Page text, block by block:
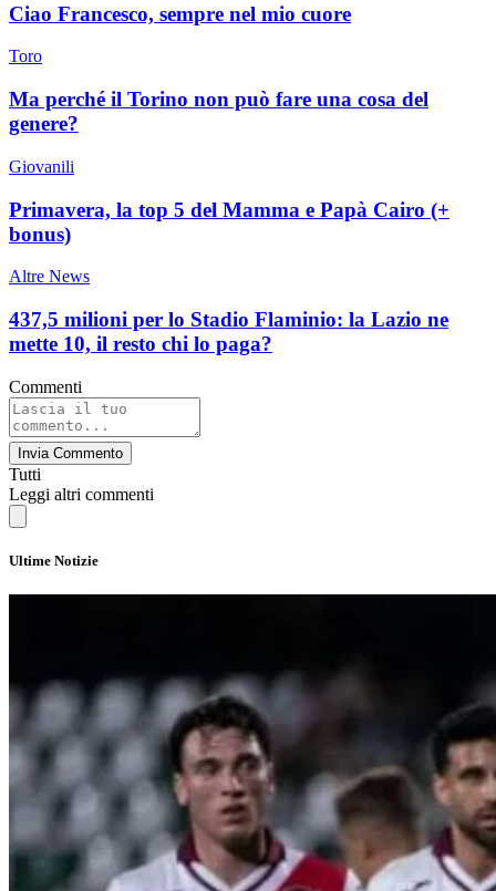
Ciao Francesco, sempre nel mio cuore
Toro
Ma perché il Torino non può fare una cosa del
genere?
Giovanili
Primavera, la top 5 del Mamma e Papà Cairo (+
bonus)
Altre News
437,5 milioni per lo Stadio Flaminio: la Lazio ne
mette 10, il resto chi lo paga?
Commenti
Invia Commento
Tutti
Leggi altri commenti
Ultime Notizie